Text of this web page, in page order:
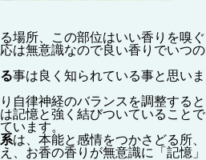
場所、この部位はいい香りを嗅ぐ
は無意識なので良い香りでいつの
事は良く知られている事と思いま
自律神経のバランスを調整すると
記憶と強く結びついていることで
います。
は、本能と感情をつかさどる所、
、お香の香りが無意識に「記憶」